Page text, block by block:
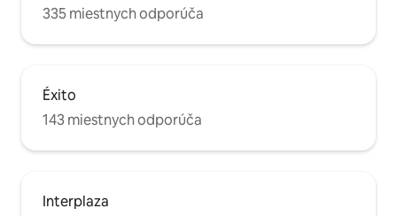
335 miestnych odporúča
Éxito
143 miestnych odporúča
Interplaza